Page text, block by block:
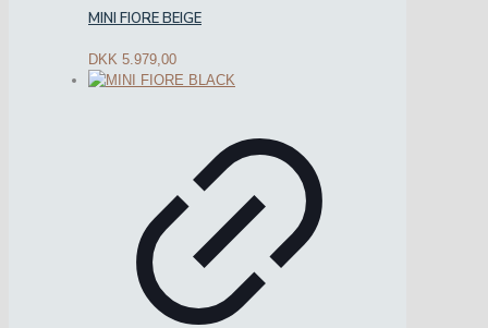
MINI FIORE BEIGE
DKK 5.979,00